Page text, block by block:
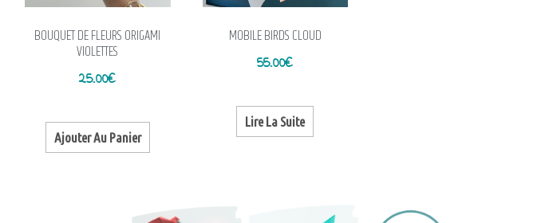
BOUQUET DE FLEURS ORIGAMI
VIOLETTES
25.00€
Ajouter Au Panier
MOBILE BIRDS CLOUD
55.00€
Lire La Suite